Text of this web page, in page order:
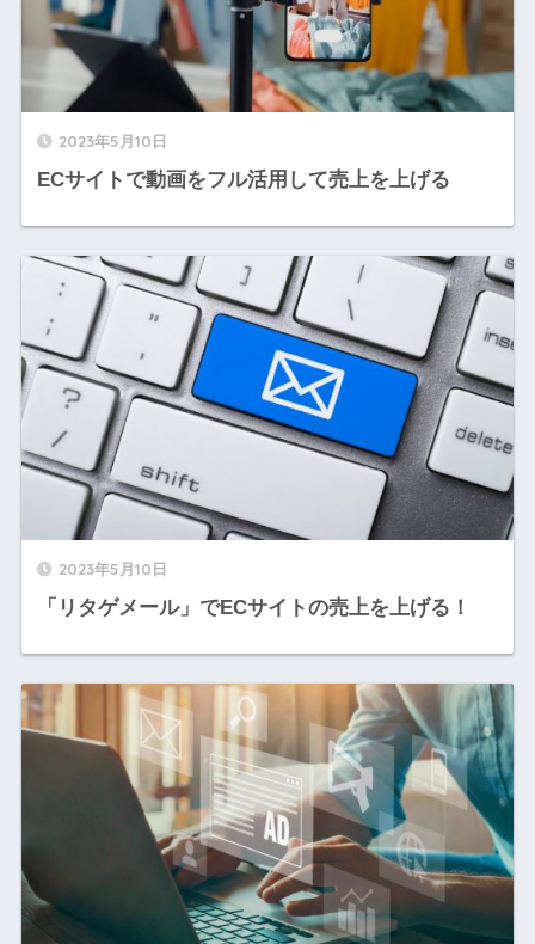
2023年5月10日
ECサイトで動画をフル活用して売上を上げる
2023年5月10日
「リタゲメール」でECサイトの売上を上げる！